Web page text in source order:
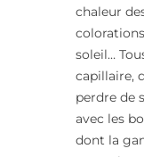
chaleur
soleil…
capillaire,
perdre de
avec les
dont la